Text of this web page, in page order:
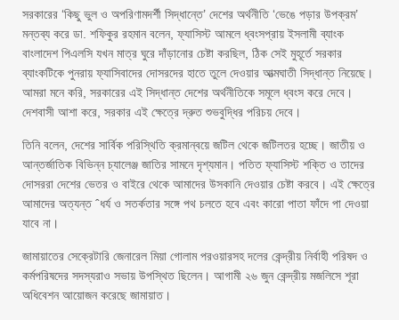
সরকারের ‘কিছু ভুল ও অপরিণামদর্শী সিদ্ধান্তে’ দেশের অর্থনীতি ‘ভেঙে পড়ার উপক্রম’
মন্তব্য করে ডা. শফিকুর রহমান বলেন, ফ্যাসিস্ট আমলে ধ্বংসপ্রায় ইসলামী ব্যাংক
বাংলাদেশ পিএলসি যখন মাত্র ঘুরে দাঁড়ানোর চেষ্টা করছিল, ঠিক সেই মুহূর্তে সরকার
ব্যাংকটিকে পুনরায় ফ্যাসিবাদের দোসরদের হাতে তুলে দেওয়ার আত্মঘাতী সিদ্ধান্ত নিয়েছে।
আমরা মনে করি, সরকারের এই সিদ্ধান্ত দেশের অর্থনীতিকে সমূলে ধ্বংস করে দেবে।
দেশবাসী আশা করে, সরকার এই ক্ষেত্রে দ্রুত শুভবুদ্ধির পরিচয় দেবে।
তিনি বলেন, দেশের সার্বিক পরিস্থিতি ক্রমান্বয়ে জটিল থেকে জটিলতর হচ্ছে। জাতীয় ও
আন্তর্জাতিক বিভিন্ন চ্যালেঞ্জ জাতির সামনে দৃশ্যমান। পতিত ফ্যাসিস্ট শক্তি ও তাদের
দোসররা দেশের ভেতর ও বাইরে থেকে আমাদের উসকানি দেওয়ার চেষ্টা করবে। এই ক্ষেত্রে
আমাদের অত্যন্ত ˆধর্য ও সতর্কতার সঙ্গে পথ চলতে হবে এবং কারো পাতা ফাঁদে পা দেওয়া
যাবে না।
জামায়াতের সেক্রেটারি জেনারেল মিয়া গোলাম পরওয়ারসহ দলের কেন্দ্রীয় নির্বাহী পরিষদ ও
কর্মপরিষদের সদস্যরাও সভায় উপস্থিত ছিলেন। আগামী ২৬ জুন কেন্দ্রীয় মজলিসে শূরা
অধিবেশন আয়োজন করেছে জামায়াত।